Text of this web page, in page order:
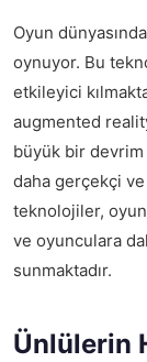
Oyun
oynuyor. Bu
etkileyici
augmented
büyük bir devrim
daha gerçekçi
teknolojiler, oyun
ve oyunculara
sunmaktadır.
Ünlülerin